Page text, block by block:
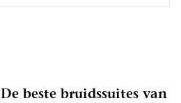
De beste bruidssuites van